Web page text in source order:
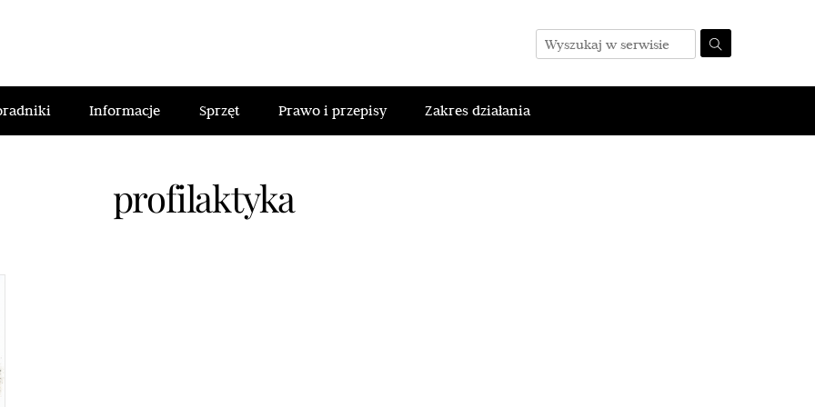
Informacje Sprzęt Prawo i przepisy Zakres działania
profilaktyka